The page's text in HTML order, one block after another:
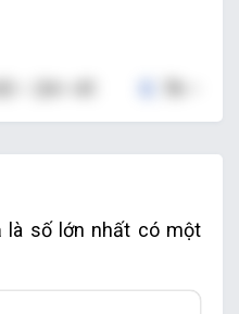
bằng 42 là:65 – 23
là số lớn nhất có một